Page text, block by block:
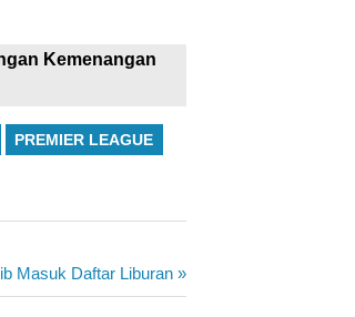
Kemenangan
PREMIER LEAGUE
Masuk Daftar Liburan